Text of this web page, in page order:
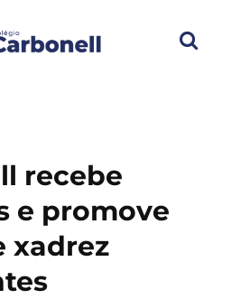
recebe
e promove
xadrez